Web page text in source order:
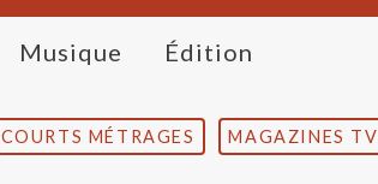
Musique Édition
COURTS MÉTRAGES MAGAZINES TV